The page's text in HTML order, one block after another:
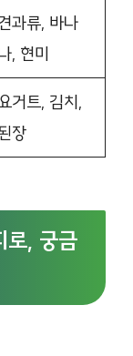
과류, 바나
, 현미
거트, 김치,
장
로, 궁금